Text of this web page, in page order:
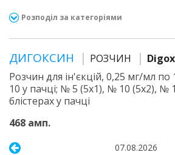
Розподіл за категоріями
ДИГОКСИН РОЗЧИН
Розчин для ін'єкцій, 0,25 мг/мл
10 у пачці; № 5 (5х1), № 10 (5х2), №
блістерах у пачці
468 амп.
07.08.2026